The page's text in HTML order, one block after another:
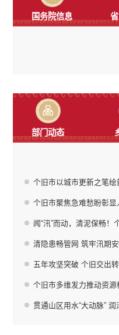
国务院信息
部门动态
个旧市以城市更新之笔
个旧市聚焦急难愁盼彰显
清隐患畅管网 筑牢汛期
五年攻坚突破 个旧交出
个旧市多维发力推动资